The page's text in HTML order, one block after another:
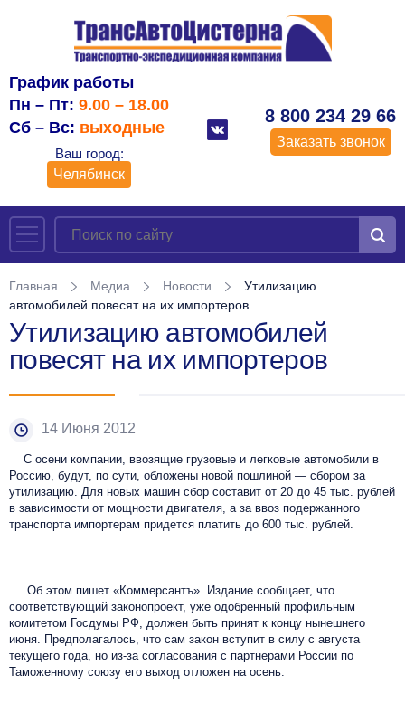
График работы
Пн – Пт: 9.00 – 18.00
Сб – Вс: выходные
Ваш город:
Челябинск
8 800 234 29 66
Заказать звонок
Главная Медиа Новости
Утилизацию
автомобилей повесят на их импортеров
Утилизацию автомобилей
повесят на их импортеров
14 Июня 2012
С осени компании, ввозящие грузовые и легковые автомобили в
Россию, будут, по сути, обложены новой пошлиной — сбором за
утилизацию. Для новых машин сбор составит от 20 до 45 тыс. рублей
в зависимости от мощности двигателя, а за ввоз подержанного
транспорта импортерам придется платить до 600 тыс. рублей.
Об этом пишет «Коммерсантъ». Издание сообщает, что
соответствующий законопроект, уже одобренный профильным
комитетом Госдумы РФ, должен быть принят к концу нынешнего
июня. Предполагалось, что сам закон вступит в силу с августа
текущего года, но из-за согласования с партнерами России по
Таможенному союзу его выход отложен на осень.